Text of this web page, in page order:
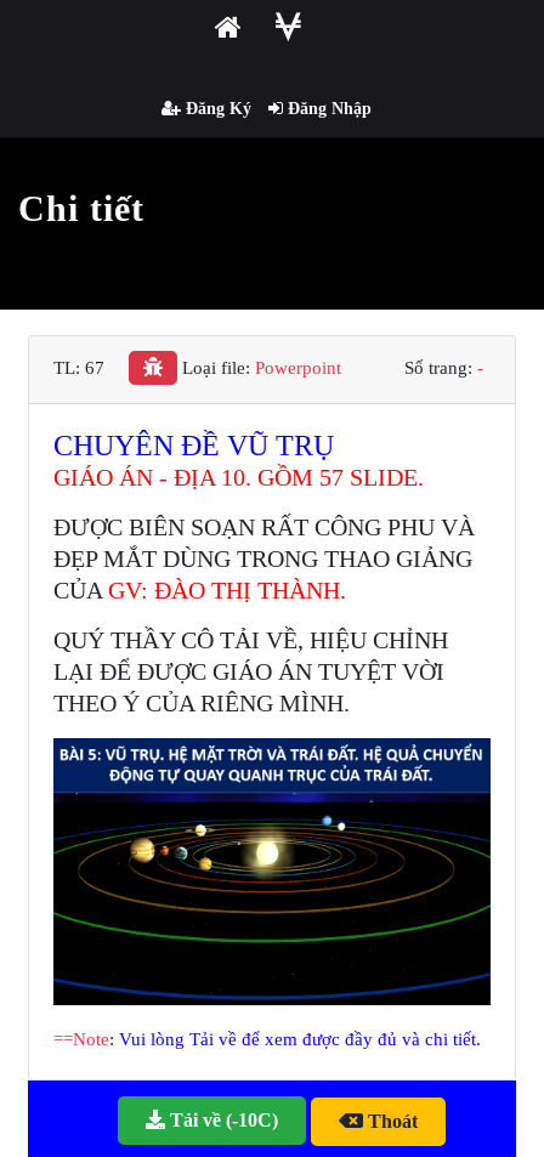
Đăng Ký Đăng Nhập
Chi tiết
TL: 67 Loại file: Powerpoint Số trang: -
CHUYÊN ĐỀ VŨ TRỤ
GIÁO ÁN - ĐỊA 10. GỒM 57 SLIDE.
ĐƯỢC BIÊN SOẠN RẤT CÔNG PHU VÀ
ĐẸP MẮT DÙNG TRONG THAO GIẢNG
CỦA GV: ĐÀO THỊ THÀNH.
QUÝ THẦY CÔ TẢI VỀ, HIỆU CHỈNH
LẠI ĐỂ ĐƯỢC GIÁO ÁN TUYỆT VỜI
THEO Ý CỦA RIÊNG MÌNH.
==Note: Vui lòng Tải về để xem được đầy đủ và chi tiết.
Tải về (-10C) Thoát